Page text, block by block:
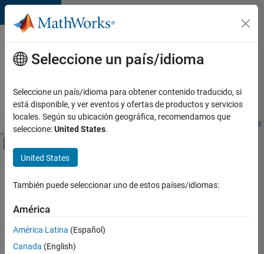
Saltar al contenido
Ofertas
de
empleo
MathWorks
Visión general Búsqueda de empleo Oficinas locales
Contenido principal
FILTRADO POR
Technical Writing
Web Applications and Services
Seleccione un país/idioma
Seleccione un país/idioma para obtener contenido traducido, si
está disponible, y ver eventos y ofertas de productos y servicios
locales. Según su ubicación geográfica, recomendamos que
seleccione:United States.
United States
También puede seleccionar uno de estos países/idiomas:
América
América Latina (Español)
Canada (English)